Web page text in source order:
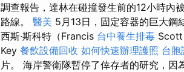
調查報告，達林在碰撞發生前的12小時內
路線。 醫美 5月13日，固定容器的巨大鋼
西斯·斯科特（Francis 台中養生排毒 Scott
Key 餐飲設備回收 如何快速辦理護照 台胞
片。 海岸警衛隊暫停了倖存者的研究，